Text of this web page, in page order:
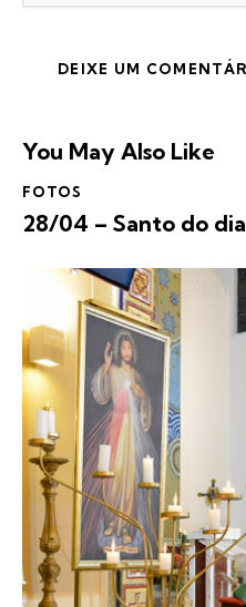
You May Also Like
FOTOS
28/04 – Santo do dia